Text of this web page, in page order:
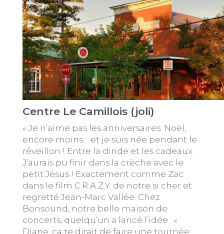
Centre Le Camillois (joli)
« Je n’aime pas les anniversaires. Noël,
encore moins… et je suis née pendant le
réveillon ! Entre la dinde et les cadeaux.
J’aurais pu finir dans la crèche avec le
petit Jésus ! Exactement comme Zac
dans le film C.R.A.Z.Y. de notre si cher et
regretté Jean-Marc Vallée. Chez
Bonsound, notre belle maison de
concerts, quelqu’un a lancé l’idée : «
Diane, ça te dirait de faire une tournée